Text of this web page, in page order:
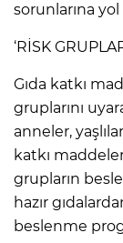
sorunlarına
‘RİSK
Gıda katkı
gruplarını
anneler,
katkı
grupların
hazır
beslenme